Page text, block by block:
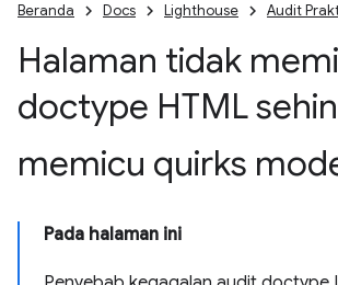
Beranda Docs Lighthouse Audit
Halaman tidak
doctype HTML
memicu quirks
Pada halaman ini